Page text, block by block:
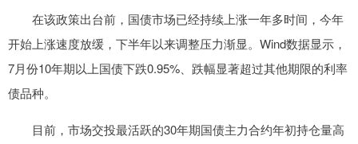
在该政策出台前，国债市场已经持续上涨一年多时间，今年
开始上涨速度放缓，下半年以来调整压力渐显。Wind数据显示，
7月份10年期以上国债下跌0.95%、跌幅显著超过其他期限的利率
债品种。
目前，市场交投最活跃的30年期国债主力合约年初持仓量高